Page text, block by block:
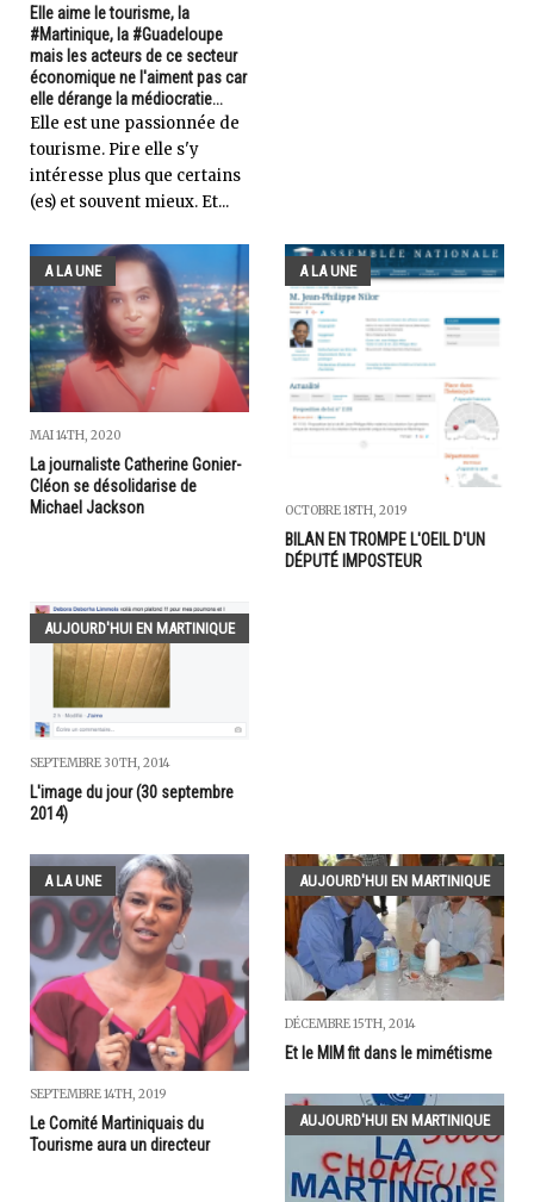
Elle aime le tourisme, la
#Martinique, la #Guadeloupe
mais les acteurs de ce secteur
économique ne l'aiment pas car
elle dérange la médiocratie...
Elle est une passionnée de
tourisme. Pire elle s'y
intéresse plus que certains
(es) et souvent mieux. Et...
A LA UNE
MAI 14TH, 2020
La journaliste Catherine Gonier-
Cléon se désolidarise de
Michael Jackson
A LA UNE
OCTOBRE 18TH, 2019
BILAN EN TROMPE L'OEIL D'UN
DÉPUTÉ IMPOSTEUR
AUJOURD'HUI EN MARTINIQUE
SEPTEMBRE 30TH, 2014
L'image du jour (30 septembre
2014)
A LA UNE
SEPTEMBRE 14TH, 2019
Le Comité Martiniquais du
Tourisme aura un directeur
AUJOURD'HUI EN MARTINIQUE
DÉCEMBRE 15TH, 2014
Et le MIM fit dans le mimétisme
AUJOURD'HUI EN MARTINIQUE